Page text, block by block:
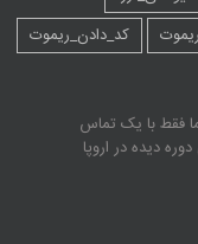
کد_دادن_ریموت
با یک تماس
در اروپا